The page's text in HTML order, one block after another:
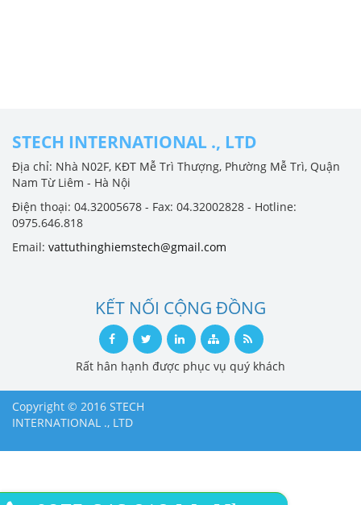
STECH INTERNATIONAL ., LTD
Địa chỉ: Nhà N02F, KĐT Mễ Trì Thượng, Phường Mễ Trì, Quận
Nam Từ Liêm - Hà Nội
Điện thoại: 04.32005678 - Fax: 04.32002828 - Hotline:
0975.646.818
Email: vattuthinghiemstech@gmail.com
KẾT NỐI CỘNG ĐỒNG
Rất hân hạnh được phục vụ quý khách
Copyright © 2016 STECH
INTERNATIONAL ., LTD